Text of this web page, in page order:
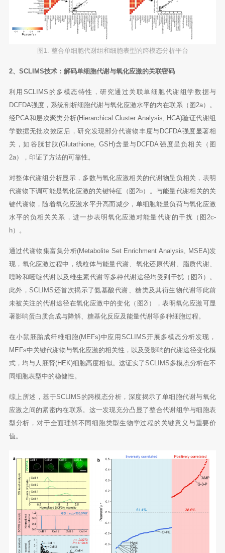
图1. 整合单细胞代谢组和细胞表型的跨模态分析平台
2、SCLIMS技术：解码单细胞代谢与氧化应激的关联密码
利用SCLIMS的多模态特性，研究通过关联单细胞代谢组学数据与
DCFDA强度，系统剖析细胞代谢与氧化应激水平的内在联系（图2a）。
经PCA和层次聚类分析(Hierarchical Cluster Analysis, HCA)验证代谢组
学数据无批次效应后，研究发现部分代谢物丰度与DCFDA强度显著相
关，如谷胱甘肽(Glutathione, GSH)含量与DCFDA强度呈负相关（图
2a），印证了方法的可靠性。
对整体代谢组分析显示，多数与氧化应激相关的代谢物呈负相关，表明
代谢物下调可能是氧化应激的关键特征（图2b）。与能量代谢相关的关
键代谢物，随着氧化应激水平升高而减少，单细胞能量负荷与氧化应激
水平的负相关关系，进一步表明氧化应激对能量代谢的干扰（图2c-
h）。
通过代谢物集富集分析(Metabolite Set Enrichment Analysis, MSEA)发
现，氧化应激过程中，线粒体与能量代谢、氧化还原代谢、脂质代谢、
嘌呤和嘧啶代谢以及维生素代谢等多种代谢途径均受到干扰（图2i）。
此外，SCLIMS还首次揭示了氨基酸代谢、糖类及其衍生物代谢等此前
未被关注的代谢途径在氧化应激中的变化（图2i），表明氧化应激可显
著影响蛋白质合成与降解、糖基化反应及能量代谢等多种细胞过程。
在小鼠胚胎成纤维细胞(MEFs)中应用SCLIMS开展多模态分析发现，
MEFs中关键代谢物与氧化应激的相关性，以及受影响的代谢途径变化模
式，均与人胚肾(HEK)细胞高度相似。这证实了SCLIMS多模态分析在不
同细胞表型中的稳健性。
综上所述，基于SCLIMS的跨模态分析，深度揭示了单细胞代谢与氧化
应激之间的紧密内在联系。这一发现充分凸显了整合代谢组学与细胞表
型分析，对于全面理解不同细胞类型生物学过程的关键意义与重要价
值。